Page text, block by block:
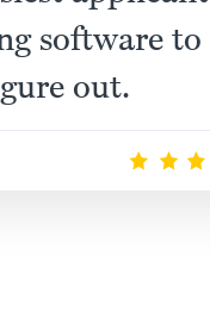
software to
out.